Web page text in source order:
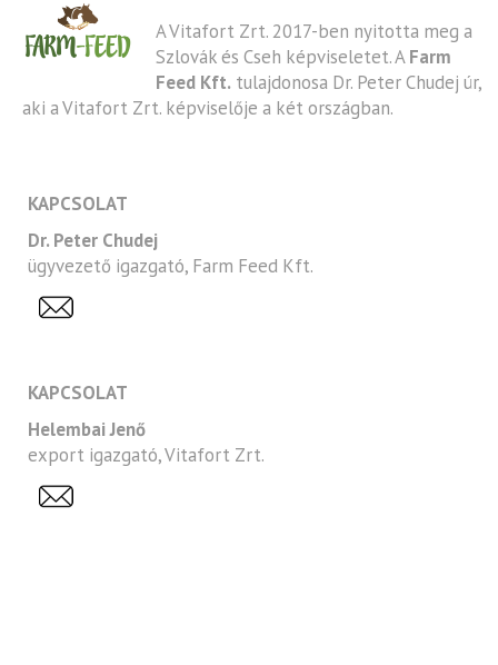
A Vitafort Zrt. 2017-ben nyitotta meg a
Szlovák és Cseh képviseletet. AFarm
Feed Kft. tulajdonosa Dr. Peter Chudej úr,
aki a Vitafort Zrt. képviselője a két országban.
KAPCSOLAT
Dr. Peter Chudej
ügyvezető igazgató, Farm Feed Kft.
KAPCSOLAT
Helembai Jenő
export igazgató, Vitafort Zrt.